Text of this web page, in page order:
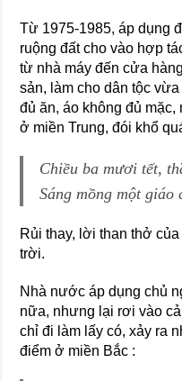
Từ 1975-1985, áp dụng
ruộng đất cho vào hợp
từ nhà máy đến cửa
sản, làm cho dân tộc
đủ ăn, áo không đủ
ở miền Trung, đói khổ
Chiều ba mươi tết,
Sáng mồng một giáo
Rủi thay, lời than thở
trời.
Nhà nước áp dụng chủ
nữa, nhưng lại rơi vào
chỉ đi làm lấy có, xảy ra
điểm ở miền Bắc :